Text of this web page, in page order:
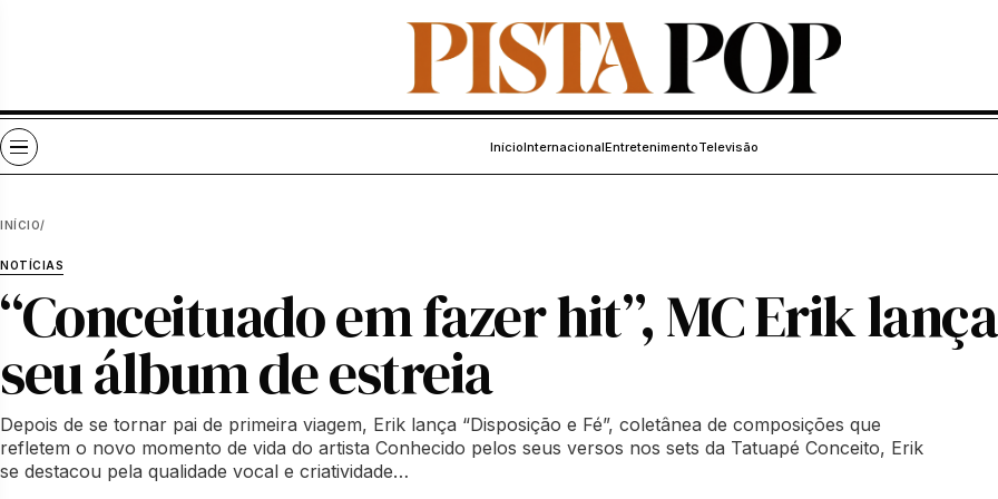
Abrir menu InícioInternacionalEntretenimentoTelevisão
INÍCIO/
NOTÍCIAS
“Conceituado em fazer hit”, MC Erik lança
seu álbum de estreia
Depois de se tornar pai de primeira viagem, Erik lança “Disposição e Fé”, coletânea de composições que
refletem o novo momento de vida do artista Conhecido pelos seus versos nos sets da Tatuapé Conceito, Erik
se destacou pela qualidade vocal e criatividade…